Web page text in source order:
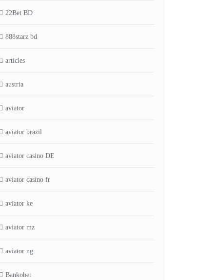
22Bet BD
888starz bd
articles
austria
aviator
aviator brazil
aviator casino DE
aviator casino fr
aviator ke
aviator mz
aviator ng
Bankobet